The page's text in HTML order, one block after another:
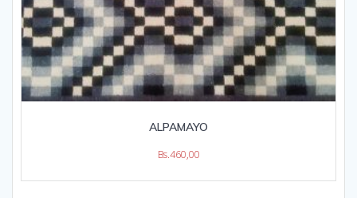
ALPAMAYO
Bs.460,00